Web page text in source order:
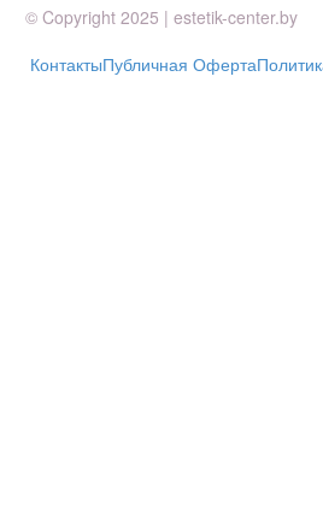
© Copyright 2025 | estetik-center.by
КонтактыПубличная Оферта